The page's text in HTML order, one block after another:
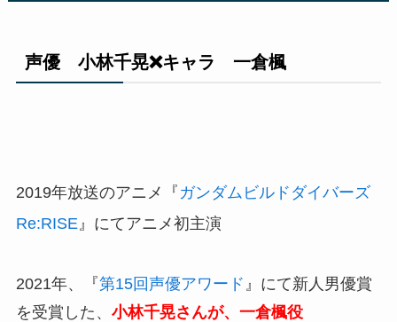
声優 小林千晃❌キャラ 一倉楓
2019年放送のアニメ『 ガンダムビルドダイバーズ
Re:RISE』にてアニメ初主演
2021年、『第15回声優アワード 』にて新人男優賞
を受賞した、 小林千晃さんが、一倉楓役